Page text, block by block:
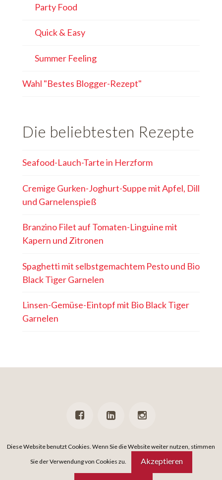
Party Food
Quick & Easy
Summer Feeling
Wahl "Bestes Blogger-Rezept"
Die beliebtesten Rezepte
Seafood-Lauch-Tarte in Herzform
Cremige Gurken-Joghurt-Suppe mit Apfel, Dill
und Garnelenspieß
Branzino Filet auf Tomaten-Linguine mit
Kapern und Zitronen
Spaghetti mit selbstgemachtem Pesto und Bio
Black Tiger Garnelen
Linsen-Gemüse-Eintopf mit Bio Black Tiger
Garnelen
PRESSE NEWSLETTER DATENSCHUTZ IMPRESSUM
DAS IST EINSPiNNWERK
Diese Website benutzt Cookies. Wenn Sie die Website weiter nutzen, stimmen
Sie der Verwendung von Cookies zu. Akzeptieren